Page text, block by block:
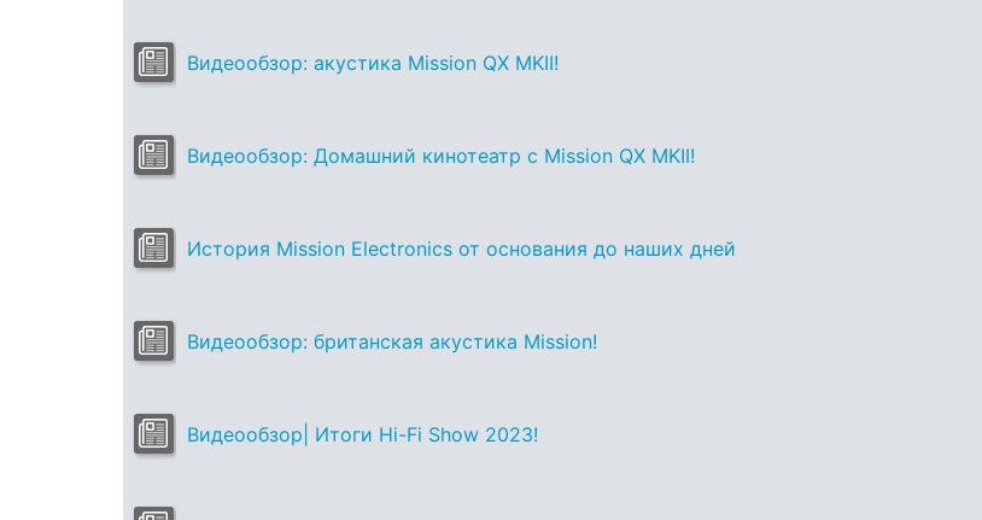
Видеообзор: акустика Mission QX MKII!
Видеообзор: Домашний кинотеатр с Mission QX MKII!
История Mission Electronics от основания до наших дней
Видеообзор: британская акустика Mission!
Видеообзор| Итоги Hi-Fi Show 2023!